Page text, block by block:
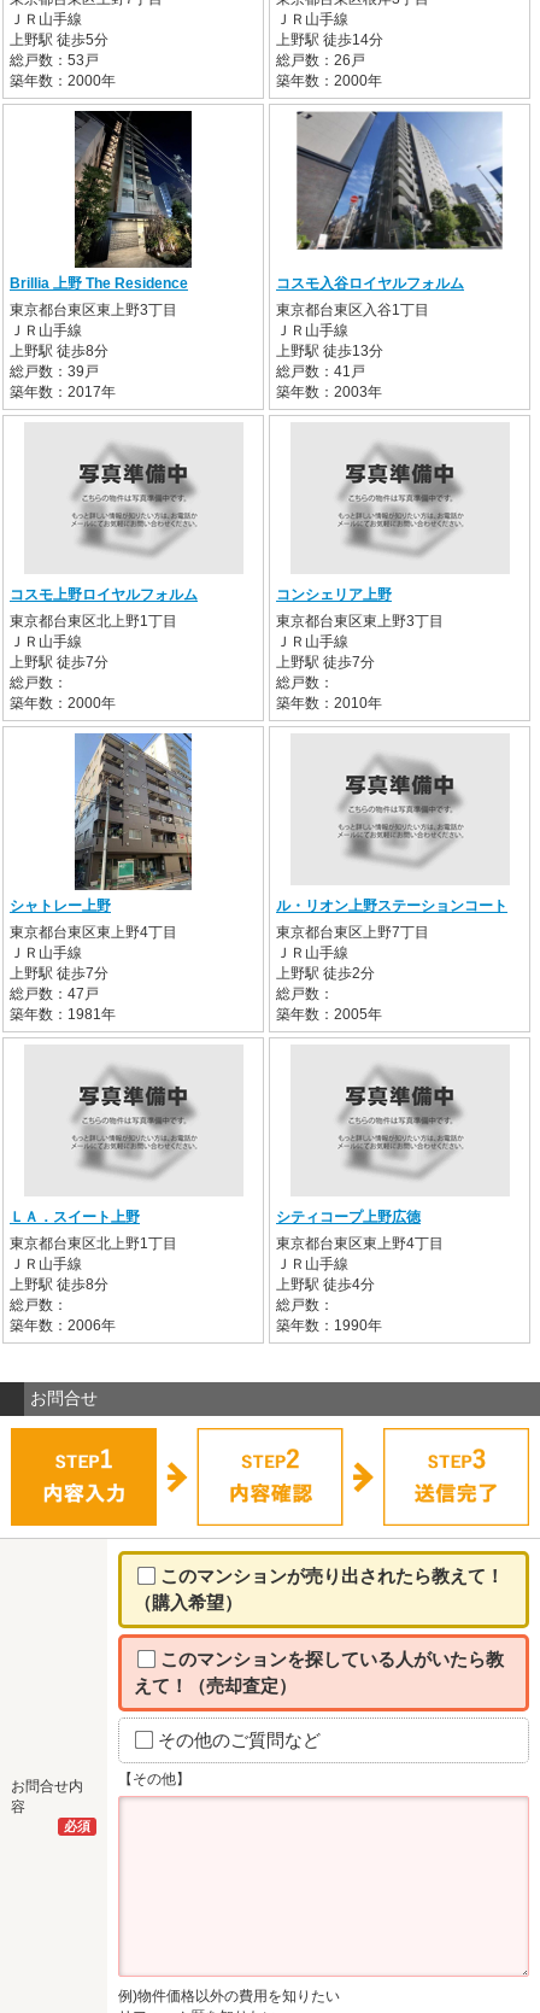
ＪＲ山手線
上野駅 徒歩5分
総戸数：53戸
築年数：2000年
ＪＲ山手線
上野駅 徒歩14分
総戸数：26戸
築年数：2000年
Brillia 上野 The Residence
東京都台東区東上野3丁目
ＪＲ山手線
上野駅 徒歩8分
総戸数：39戸
築年数：2017年
コスモ入谷ロイヤルフォルム
東京都台東区入谷1丁目
ＪＲ山手線
上野駅 徒歩13分
総戸数：41戸
築年数：2003年
コスモ上野ロイヤルフォルム
東京都台東区北上野1丁目
ＪＲ山手線
上野駅 徒歩7分
総戸数：
築年数：2000年
コンシェリア上野
東京都台東区東上野3丁目
ＪＲ山手線
上野駅 徒歩7分
総戸数：
築年数：2010年
シャトレー上野
東京都台東区東上野4丁目
ＪＲ山手線
上野駅 徒歩7分
総戸数：47戸
築年数：1981年
ル・リオン上野ステーションコート
東京都台東区上野7丁目
ＪＲ山手線
上野駅 徒歩2分
総戸数：
築年数：2005年
ＬＡ．スイート上野
東京都台東区北上野1丁目
ＪＲ山手線
上野駅 徒歩8分
総戸数：
築年数：2006年
シティコープ上野広徳
東京都台東区東上野4丁目
ＪＲ山手線
上野駅 徒歩4分
総戸数：
築年数：1990年
お問合せ
お問合せ内
容
必須
このマンションが売り出されたら教えて！
（購入希望）
このマンションを探している人がいたら教
えて！（売却査定）
その他のご質問など
【その他】
例)物件価格以外の費用を知りたい